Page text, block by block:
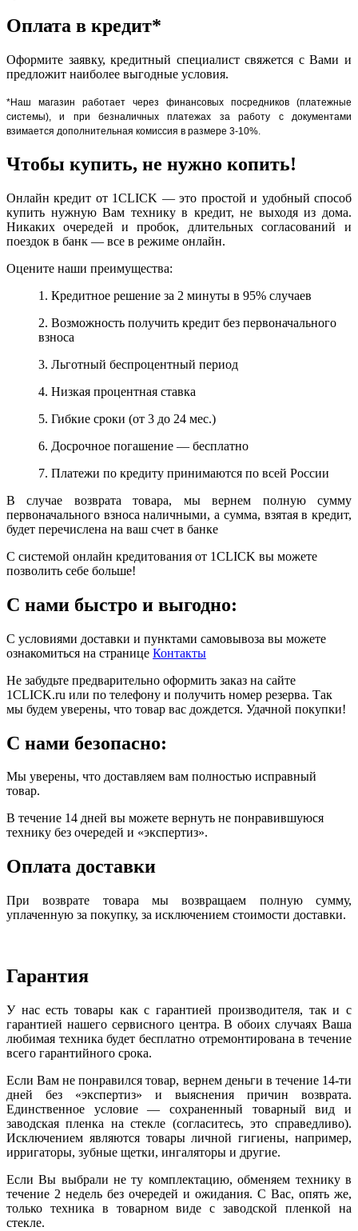
Оплата в кредит*
Оформите заявку, кредитный специалист свяжется с Вами и
предложит наиболее выгодные условия.
*Наш магазин работает через финансовых посредников (платежные
системы), и при безналичных платежах за работу с документами
взимается дополнительная комиссия в размере 3-10%.
Чтобы купить, не нужно копить!
Онлайн кредит от 1CLICK — это простой и удобный способ
купить нужную Вам технику в кредит, не выходя из дома.
Никаких очередей и пробок, длительных согласований и
поездок в банк — все в режиме онлайн.
Оцените наши преимущества:
1. Кредитное решение за 2 минуты в 95% случаев
2. Возможность получить кредит без первоначального
взноса
3. Льготный беспроцентный период
4. Низкая процентная ставка
5. Гибкие сроки (от 3 до 24 мес.)
6. Досрочное погашение — бесплатно
7. Платежи по кредиту принимаются по всей России
В случае возврата товара, мы вернем полную сумму
первоначального взноса наличными, а сумма, взятая в кредит,
будет перечислена на ваш счет в банке
С системой онлайн кредитования от 1CLICK вы можете
позволить себе больше!
С нами быстро и выгодно:
С условиями доставки и пунктами самовывоза вы можете
ознакомиться на странице Контакты
Не забудьте предварительно оформить заказ на сайте
1CLICK.ru или по телефону и получить номер резерва. Так
мы будем уверены, что товар вас дождется. Удачной покупки!
С нами безопасно:
Мы уверены, что доставляем вам полностью исправный
товар.
В течение 14 дней вы можете вернуть не понравившуюся
технику без очередей и «экспертиз».
Оплата доставки
При возврате товара мы возвращаем полную сумму,
уплаченную за покупку, за исключением стоимости доставки.
Гарантия
У нас есть товары как с гарантией производителя, так и с
гарантией нашего сервисного центра. В обоих случаях Ваша
любимая техника будет бесплатно отремонтирована в течение
всего гарантийного срока.
Если Вам не понравился товар, вернем деньги в течение 14-ти
дней без «экспертиз» и выяснения причин возврата.
Единственное условие — сохраненный товарный вид и
заводская пленка на стекле (согласитесь, это справедливо).
Исключением являются товары личной гигиены, например,
ирригаторы, зубные щетки, ингаляторы и другие.
Если Вы выбрали не ту комплектацию, обменяем технику в
течение 2 недель без очередей и ожидания. С Вас, опять же,
только техника в товарном виде с заводской пленкой на
стекле.